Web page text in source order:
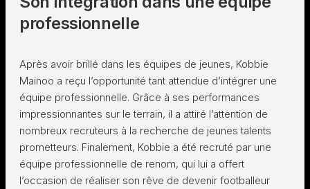
professionnelle
Après avoir brillé dans les équipes de jeunes, Kobbie
Mainoo a reçu l’opportunité tant attendue d’intégrer une
équipe professionnelle. Grâce à ses performances
impressionnantes sur le terrain, il a attiré l’attention de
nombreux recruteurs à la recherche de jeunes talents
prometteurs. Finalement, Kobbie a été recruté par une
équipe professionnelle de renom, qui lui a offert
l’occasion de réaliser son rêve de devenir footballeur